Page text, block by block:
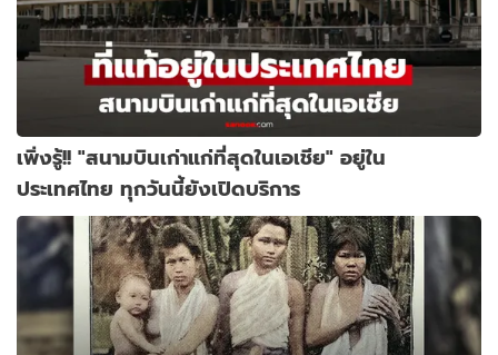
เพิ่งรู้!! "สนามบินเก่าแก่ที่สุดในเอเชีย" อยู่ใน
ประเทศไทย ทุกวันนี้ยังเปิดบริการ